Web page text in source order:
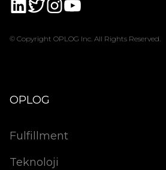
© Copyright OPLOG Inc. All Rights Reserved.
OPLOG
Fulfillment
Teknoloji